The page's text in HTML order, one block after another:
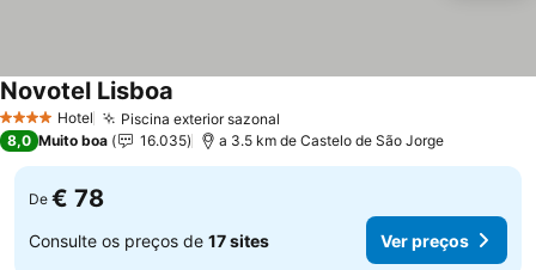
4 EstrelasHotel Piscina exterior sazonal
Novotel Lisboa
8,0 Muito boa 16.035 a 3.5 km de Castelo de São Jorge
De € 78
Consulte os preços de 17 sites Ver preços